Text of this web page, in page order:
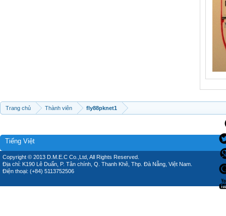
Trang chủ Thành viên fly88pknet1
Tiếng Việt
Copyright © 2013 D.M.E.C Co.,Ltd, All Rights Reserved.
Địa chỉ: K190 Lê Duẩn, P. Tân chính, Q. Thanh Khê, Thp. Đà Nẵng, Việt Nam.
Điện thoại: (+84) 5113752506